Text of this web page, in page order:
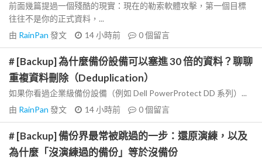
前面幾篇提過一個殘酷的現實：現在的勒索軟體攻擊，第一個目標
往往不是你的正式資料，...
由 RainPan 發文 14 小時前 0個留言
# [Backup] 為什麼備份設備可以塞進 30 倍的資料？聊聊
重複資料刪除（Deduplication）
如果你看過企業級備份設備（例如 Dell PowerProtect DD 系列）...
由 RainPan 發文 14 小時前 0個留言
# [Backup] 備份界最常被跳過的一步：還原演練，以及
為什麼「沒演練過的備份」等於沒備份